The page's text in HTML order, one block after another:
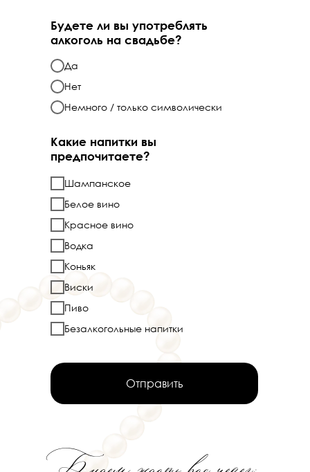
Будете ли вы употреблять
алкоголь на свадьбе?
Да
Нет
Немного / только символически
Какие напитки вы
предпочитаете?
Шампанское
Белое вино
Красное вино
Водка
Коньяк
Виски
Пиво
Безалкогольные напитки
Отправить